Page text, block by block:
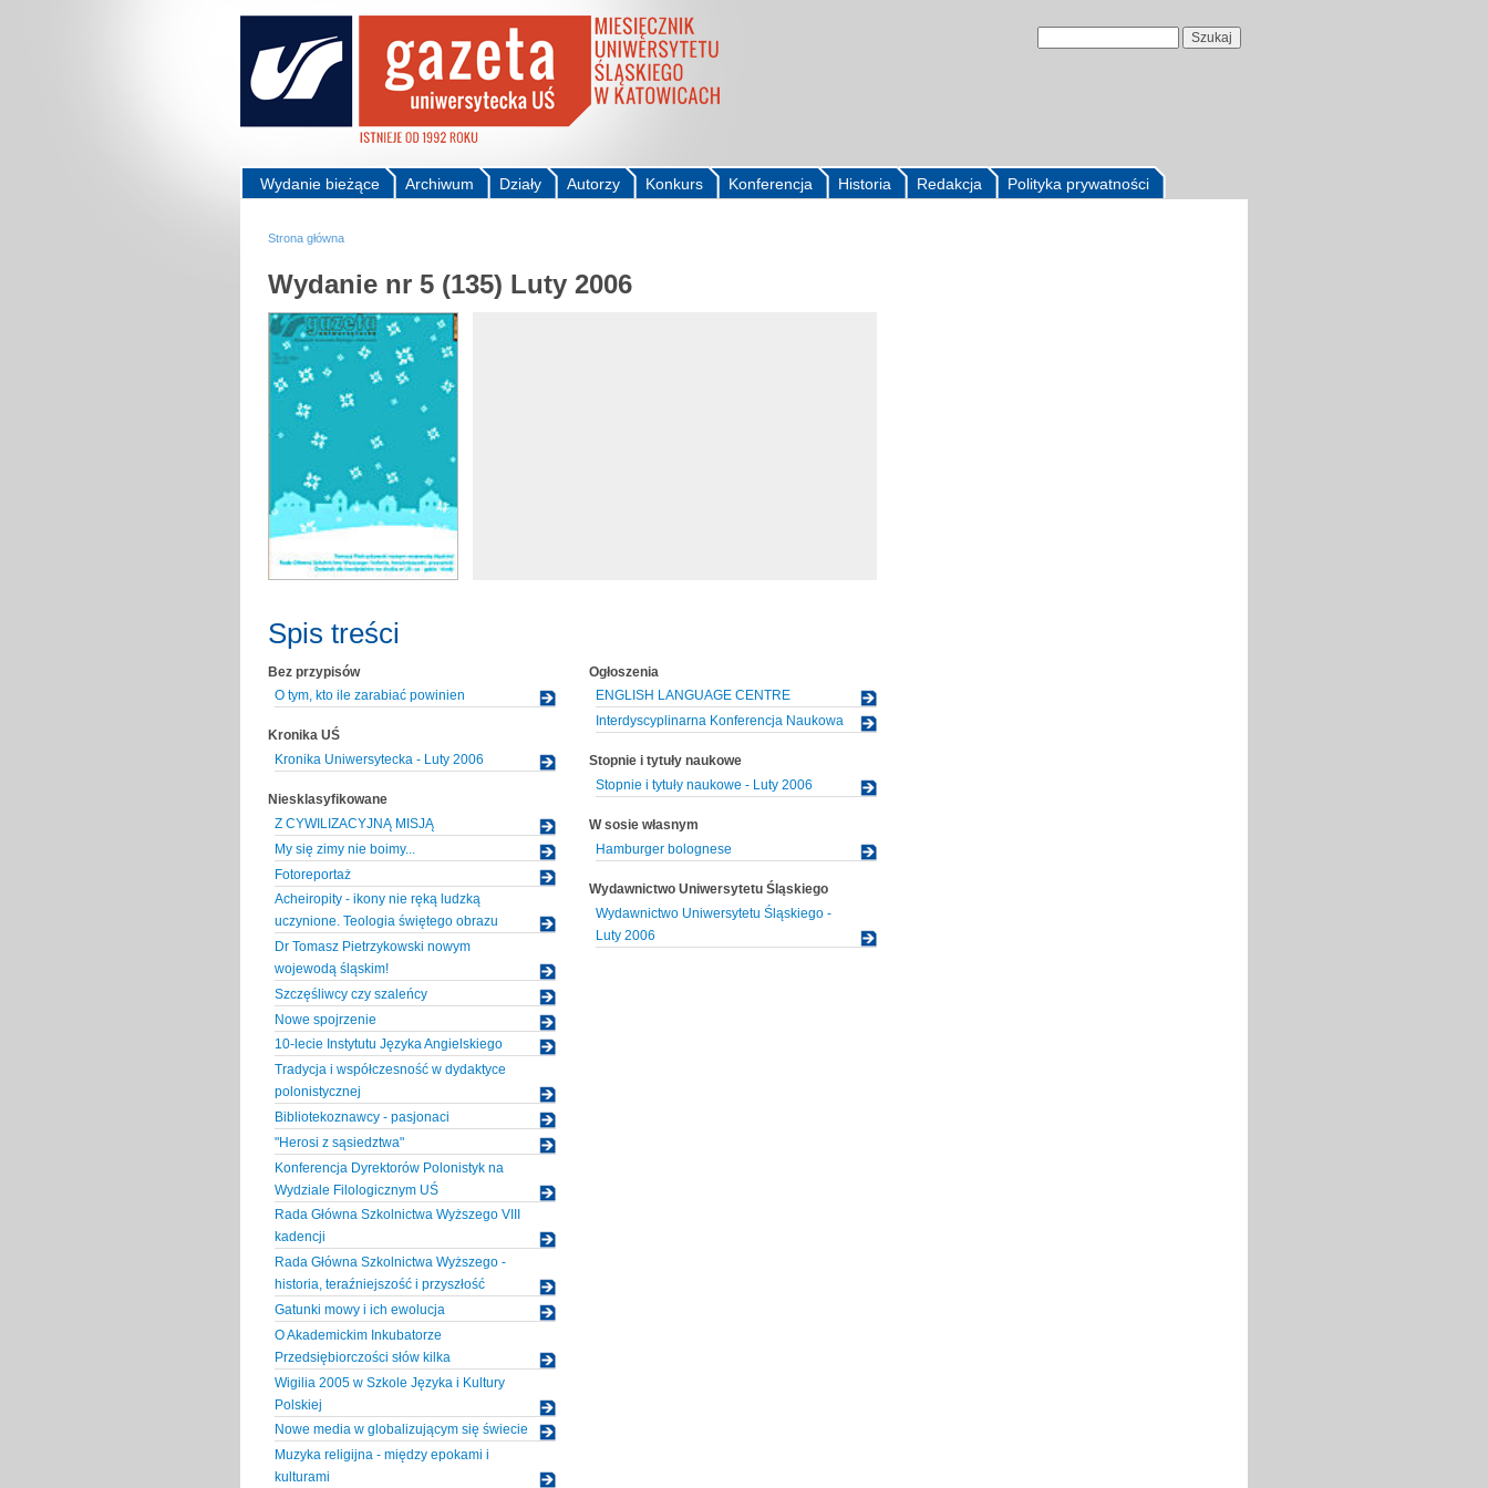
Polityka prywatności
Redakcja
Historia
Konferencja
Konkurs
Autorzy
Działy
Archiwum
Wydanie bieżące
Strona główna
Wydanie nr 5 (135) Luty 2006
Spis treści
Bez przypisów
O tym, kto ile zarabiać powinien
Kronika UŚ
Kronika Uniwersytecka - Luty 2006
Niesklasyfikowane
Z CYWILIZACYJNĄ MISJĄ
My się zimy nie boimy...
Fotoreportaż
Acheiropity - ikony nie ręką ludzką
uczynione. Teologia świętego obrazu
Dr Tomasz Pietrzykowski nowym
wojewodą śląskim!
Szczęśliwcy czy szaleńcy
Nowe spojrzenie
10-lecie Instytutu Języka Angielskiego
Tradycja i współczesność w dydaktyce
polonistycznej
Bibliotekoznawcy - pasjonaci
"Herosi z sąsiedztwa"
Konferencja Dyrektorów Polonistyk na
Wydziale Filologicznym UŚ
Rada Główna Szkolnictwa Wyższego VIII
kadencji
Rada Główna Szkolnictwa Wyższego -
historia, teraźniejszość i przyszłość
Gatunki mowy i ich ewolucja
O Akademickim Inkubatorze
Przedsiębiorczości słów kilka
Wigilia 2005 w Szkole Języka i Kultury
Polskiej
Nowe media w globalizującym się świecie
Muzyka religijna - między epokami i
kulturami
Ogłoszenia
ENGLISH LANGUAGE CENTRE
Interdyscyplinarna Konferencja Naukowa
Stopnie i tytuły naukowe
Stopnie i tytuły naukowe - Luty 2006
W sosie własnym
Hamburger bolognese
Wydawnictwo Uniwersytetu Śląskiego
Wydawnictwo Uniwersytetu Śląskiego -
Luty 2006